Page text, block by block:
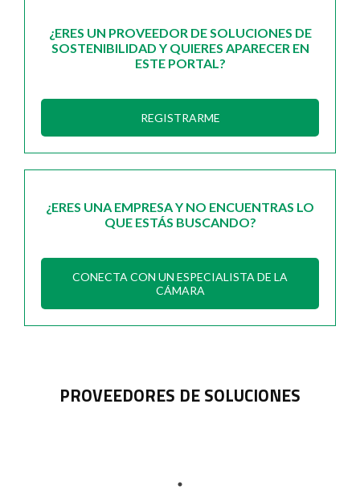
¿ERES UN PROVEEDOR DE SOLUCIONES DE
SOSTENIBILIDAD Y QUIERES APARECER EN
ESTE PORTAL?
REGISTRARME
¿ERES UNA EMPRESA Y NO ENCUENTRAS LO
QUE ESTÁS BUSCANDO?
CONECTA CON UN ESPECIALISTA DE LA
CÁMARA
PROVEEDORES DE SOLUCIONES